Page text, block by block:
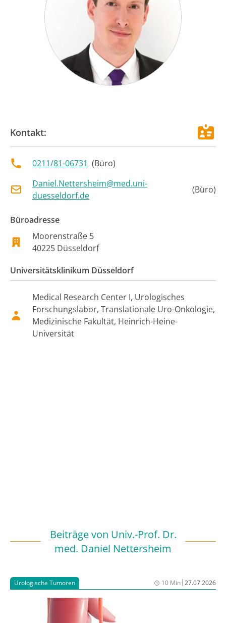
Kontakt:
0211/81-06731 (Büro)
Daniel.Nettersheim@med.uni-
duesseldorf.de
(Büro)
Büroadresse
Moorenstraße 5
40225 Düsseldorf
Universitätsklinikum Düsseldorf
Medical Research Center I, Urologisches
Forschungslabor, Translationale Uro-Onkologie,
Medizinische Fakultät, Heinrich-Heine-
Universität
Beiträge von Univ.-Prof. Dr.
med. Daniel Nettersheim
Urologische Tumoren 10 Min|27.07.2026